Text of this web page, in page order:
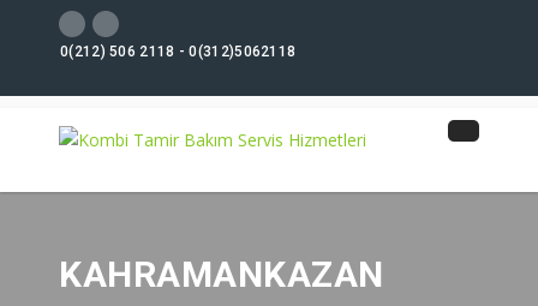
0(212) 506 2118 - 0(312)5062118
KAHRAMANKAZAN